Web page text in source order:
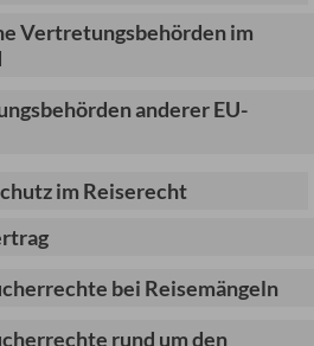
Vertretungsbehörden im
anderer EU-
im Reiserecht
bei Reisemängeln
rund um den